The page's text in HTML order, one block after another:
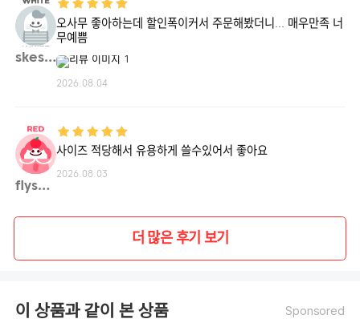
skes9**
오사무 좋아하는데 할인폭이커서 주문해봤더니... 매우만족 너
무예쁨
2026.08.04
flysb**
사이즈 적당해서 유용하게 쓸수있어서 좋아요
2026.08.03
더 많은 후기 보기
이 상품과 같이 본 상품 Sponsored